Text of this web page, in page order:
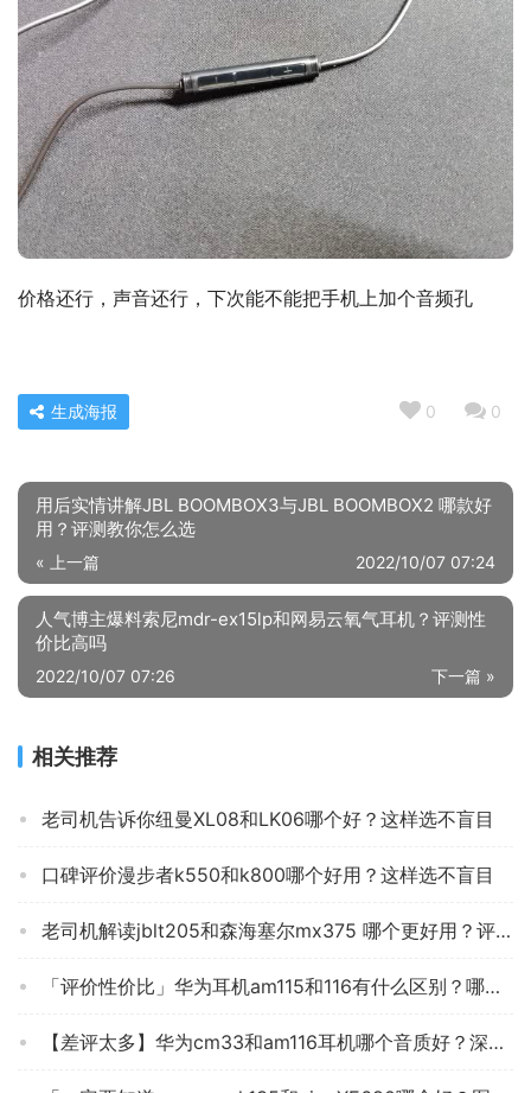
价格还行，声音还行，下次能不能把手机上加个音频孔
0 0
生成海报
用后实情讲解JBL BOOMBOX3与JBL BOOMBOX2 哪款好
用？评测教你怎么选
« 上一篇 2022/10/07 07:24
人气博主爆料索尼mdr-ex15lp和网易云氧气耳机？评测性
价比高吗
下一篇 »
2022/10/07 07:26
相关推荐
老司机告诉你纽曼XL08和LK06哪个好？这样选不盲目
口碑评价漫步者k550和k800哪个好用？这样选不盲目
老司机解读jblt205和森海塞尔mx375 哪个更好用？评测结果不看后悔
「评价性价比」华为耳机am115和116有什么区别？哪个更合适
【差评太多】华为cm33和am116耳机哪个音质好？深度剖析功能区别